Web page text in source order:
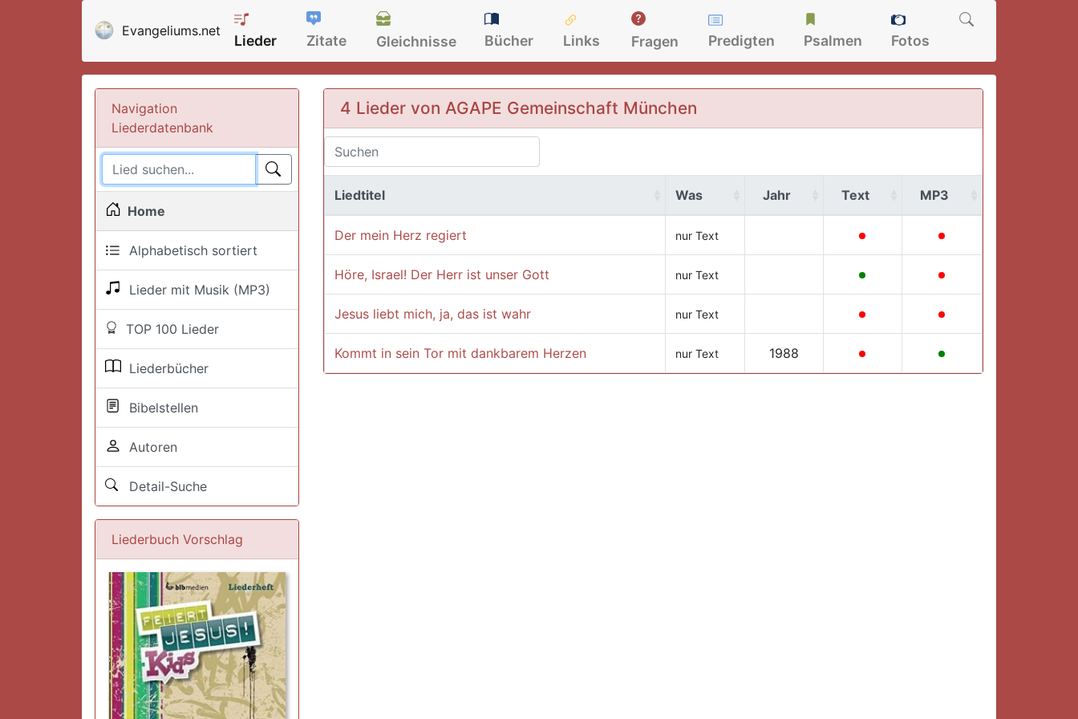
Evangeliums.net
Lieder Zitate Gleichnisse Bücher Links Fragen Predigten Psalmen Fotos
Navigation
Liederdatenbank
Home
Alphabetisch sortiert
Lieder mit Musik (MP3)
TOP 100 Lieder
Liederbücher
Bibelstellen
Autoren
Detail-Suche
Liederbuch Vorschlag
4 Lieder von AGAPE Gemeinschaft München
Liedtitel Was Jahr Text MP3
Der mein Herz regiert nur Text
Höre, Israel! Der Herr ist unser Gott nur Text
Jesus liebt mich, ja, das ist wahr nur Text
Kommt in sein Tor mit dankbarem Herzen nur Text 1988